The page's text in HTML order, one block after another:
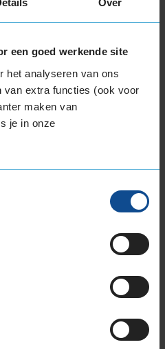
Over
een goed werkende site
het analyseren van ons
van extra functies (ook voor
maken van
je in onze